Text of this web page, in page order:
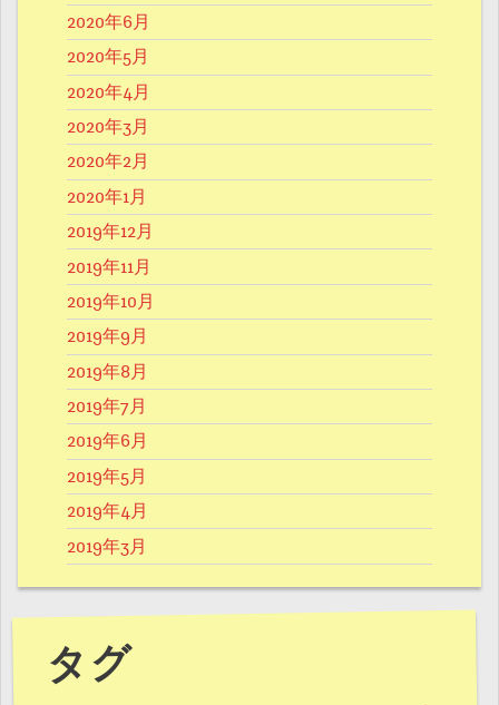
2020年6月
2020年5月
2020年4月
2020年3月
2020年2月
2020年1月
2019年12月
2019年11月
2019年10月
2019年9月
2019年8月
2019年7月
2019年6月
2019年5月
2019年4月
2019年3月
タグ